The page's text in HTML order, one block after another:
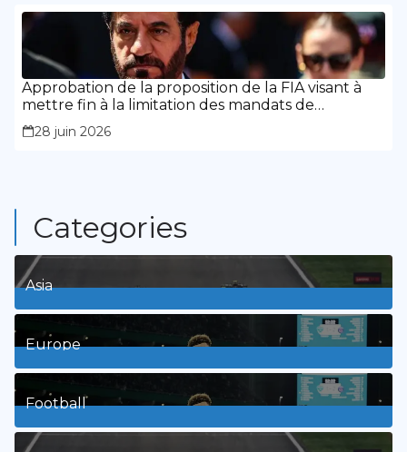
Approbation de la proposition de la FIA visant à
mettre fin à la limitation des mandats de
présidence
28 juin 2026
Categories
Asia
1Posts
Europe
3Posts
Football
8Posts